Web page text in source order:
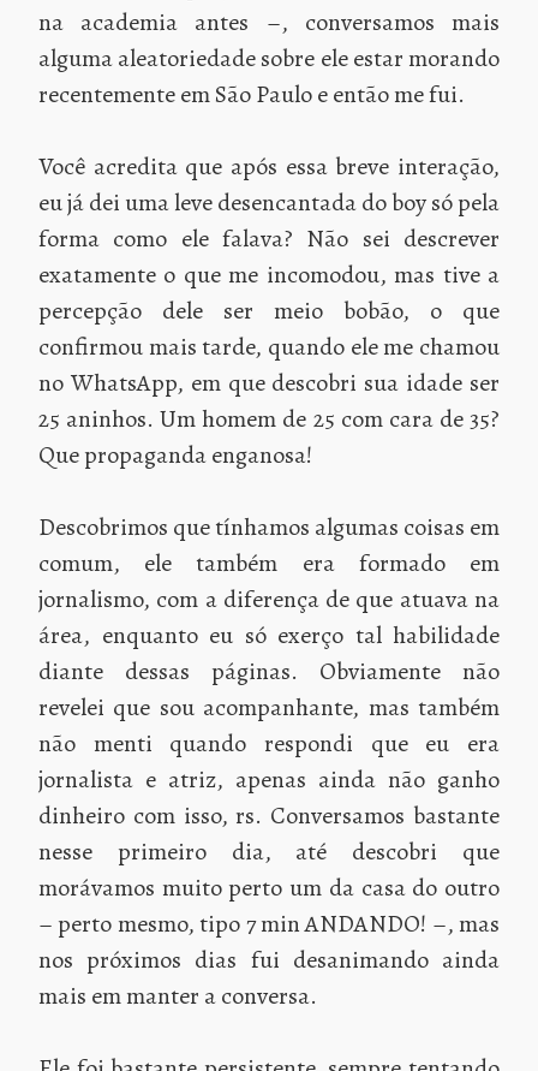
na academia antes –, conversamos mais
alguma aleatoriedade sobre ele estar morando
recentemente em São Paulo e então me fui.
Você acredita que após essa breve interação,
eu já dei uma leve desencantada do boy só pela
forma como ele falava? Não sei descrever
exatamente o que me incomodou, mas tive a
percepção dele ser meio bobão, o que
confirmou mais tarde, quando ele me chamou
no WhatsApp, em que descobri sua idade ser
25 aninhos. Um homem de 25 com cara de 35?
Que propaganda enganosa!
Descobrimos que tínhamos algumas coisas em
comum, ele também era formado em
jornalismo, com a diferença de que atuava na
área, enquanto eu só exerço tal habilidade
diante dessas páginas. Obviamente não
revelei que sou acompanhante, mas também
não menti quando respondi que eu era
jornalista e atriz, apenas ainda não ganho
dinheiro com isso, rs. Conversamos bastante
nesse primeiro dia, até descobri que
morávamos muito perto um da casa do outro
– perto mesmo, tipo 7 min ANDANDO! –, mas
nos próximos dias fui desanimando ainda
mais em manter a conversa.